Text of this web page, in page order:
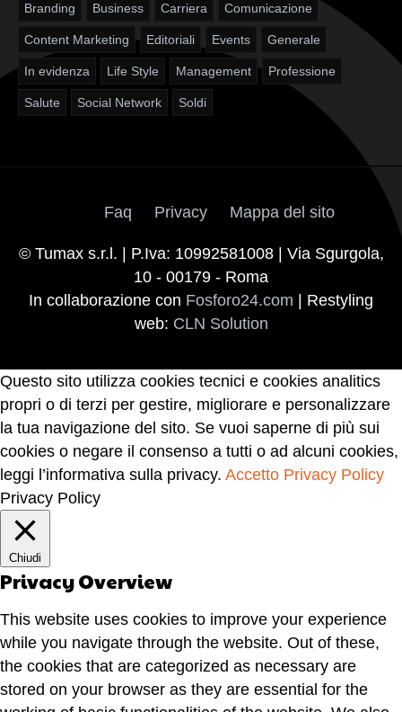
Branding Business Carriera Comunicazione
Content Marketing Editoriali Events Generale
In evidenza Life Style Management Professione
Salute Social Network Soldi
Faq Privacy Mappa del sito
© Tumax s.r.l. | P.Iva: 10992581008 | Via Sgurgola,
10 - 00179 - Roma
In collaborazione con Fosforo24.com | Restyling
web: CLN Solution
Questo sito utilizza cookies tecnici e cookies analitics
propri o di terzi per gestire, migliorare e personalizzare
la tua navigazione del sito. Se vuoi saperne di più sui
cookies o negare il consenso a tutti o ad alcuni cookies,
leggi l’informativa sulla privacy. Accetto Privacy Policy
Privacy Policy
Chiudi
Privacy Overview
This website uses cookies to improve your experience
while you navigate through the website. Out of these,
the cookies that are categorized as necessary are
stored on your browser as they are essential for the